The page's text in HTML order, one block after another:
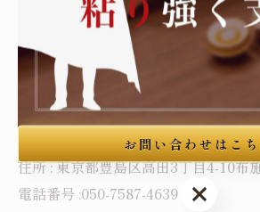
网站：https://matsumura-
微信ID：matsumura1119
舟渡国際法律事務所
住所 : 東京都豊島区高田3丁目4-10布
電話番号 :050-7587-4639お問い合わせはこち
お問い合わせはこ